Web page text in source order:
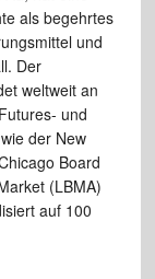
als begehrtes
und
Der
weltweit an
und
der New
Board
(LBMA)
auf 100